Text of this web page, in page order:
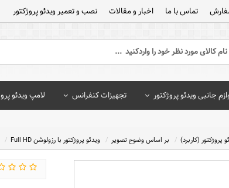
تماس با ما اخبار و مقالات نصب و تعمیر ویدئو پروژکتور
جانبی ویدئو پروژکتور تجهیزات کنفرانس لامپ ویدئو
پروژکتور (کاربرد) بر اساس وضوح تصویر ویدئو پروژکتور با رزولوشن Full HD